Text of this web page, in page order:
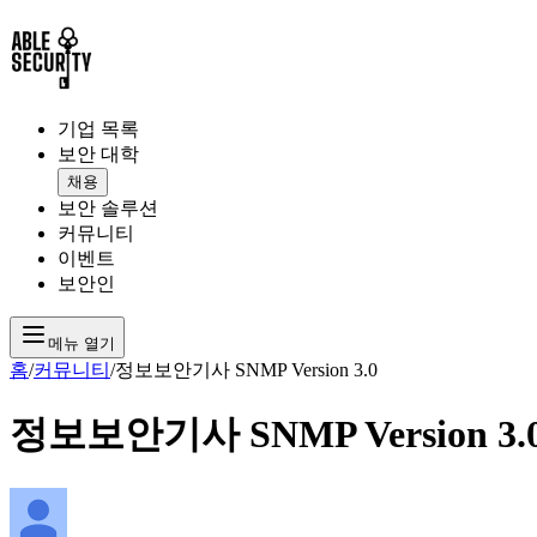
기업 목록
보안 대학
채용
보안 솔루션
커뮤니티
이벤트
보안인
메뉴 열기
홈/커뮤니티 /정보보안기사 SNMP Version 3.0
정보보안기사 SNMP Version